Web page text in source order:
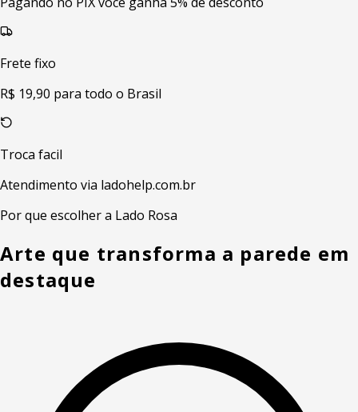
Frete fixo
R$ 19,90 para todo o Brasil
Troca facil
Atendimento via ladohelp.com.br
Por que escolher a Lado Rosa
Arte que transforma a parede em
destaque